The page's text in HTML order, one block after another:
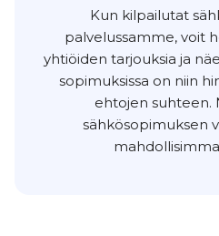
Kun kilpailutat
palvelussamme, voit
yhtiöiden tarjouksia ja
sopimuksissa on niin
ehtojen suhteen.
sähkösopimuksen